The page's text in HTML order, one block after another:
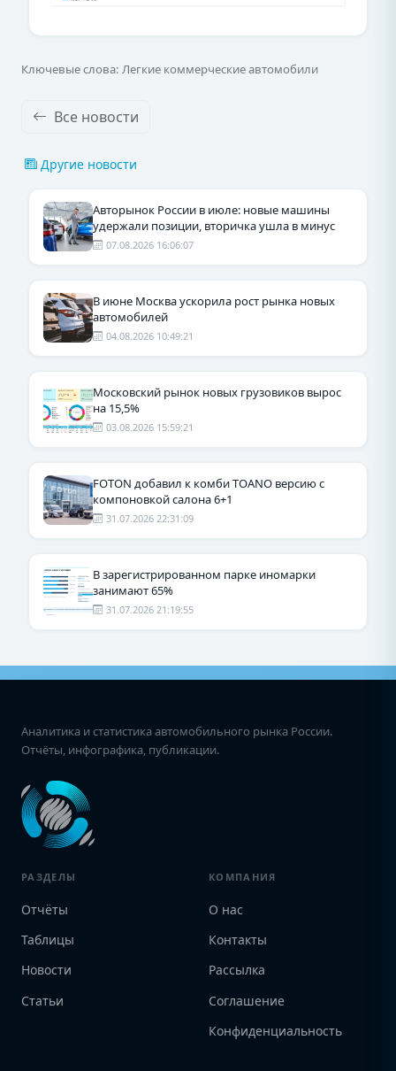
Ключевые слова: Легкие коммерческие автомобили
Все новости
Другие новости
Авторынок России в июле: новые машины
удержали позиции, вторичка ушла в минус
07.08.2026 16:06:07
В июне Москва ускорила рост рынка новых
автомобилей
04.08.2026 10:49:21
Московский рынок новых грузовиков вырос
на 15,5%
03.08.2026 15:59:21
FOTON добавил к комби TOANO версию с
компоновкой салона 6+1
31.07.2026 22:31:09
В зарегистрированном парке иномарки
занимают 65%
31.07.2026 21:19:55
Аналитика и статистика автомобильного рынка России.
Отчёты, инфографика, публикации.
РАЗДЕЛЫ
Отчёты
Таблицы
Новости
Статьи
КОМПАНИЯ
О нас
Контакты
Рассылка
Соглашение
Конфиденциальность